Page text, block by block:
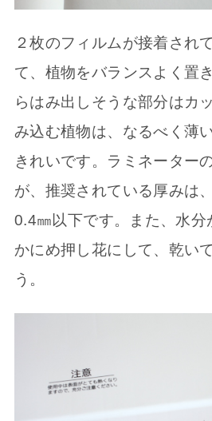
２枚のフィルムが接着され
て、植物をバランスよく置
らはみ出しそうな部分はカ
み込む植物は、なるべく薄
きれいです。ラミネーター
が、推奨されている厚みは
0.4㎜以下です。また、水分
かにめ押し花にして、乾い
う。